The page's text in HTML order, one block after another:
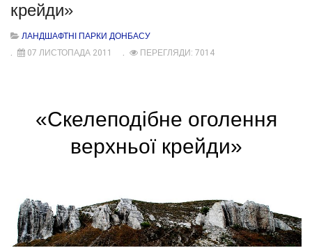
крейди»
ЛАНДШАФТНІ ПАРКИ ДОНБАСУ
07 ЛИСТОПАДА 2011
ПЕРЕГЛЯДИ: 7014
«Скелеподібне оголення
верхньої крейди»